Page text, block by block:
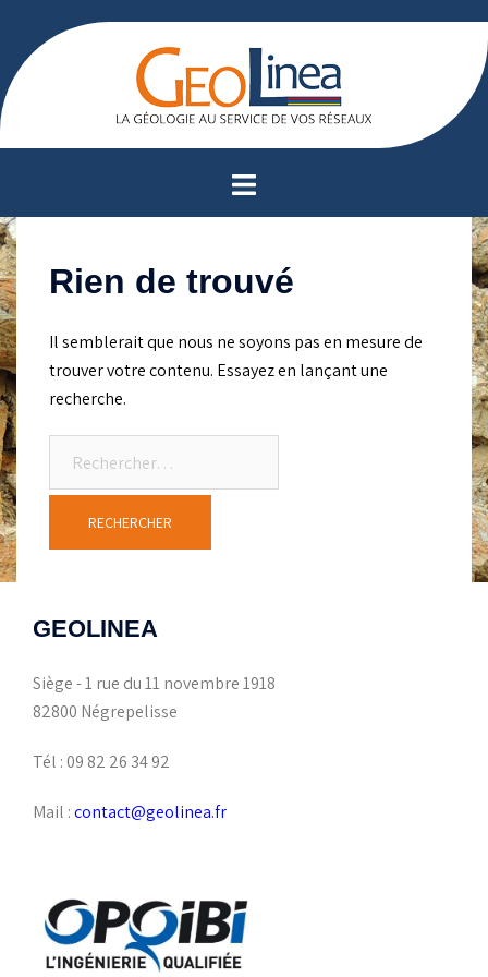
contenu
Ouvrir/fermer
Rien de trouvé
Il semblerait que nous ne soyons pas en mesure de
trouver votre contenu. Essayez en lançant une
recherche.
GEOLINEA
Siège - 1 rue du 11 novembre 1918
82800 Négrepelisse
Tél : 09 82 26 34 92
Mail :contact@geolinea.fr